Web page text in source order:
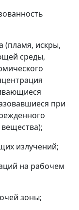
(пламя, искры,
среды,
при
излучений;
на рабочем
зоны;